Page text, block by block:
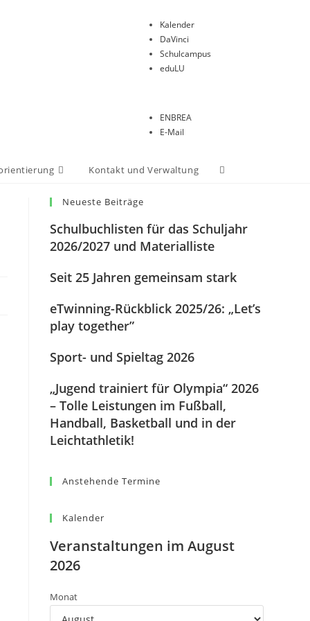
Kalender
DaVinci
Schulcampus
eduLU
ENBREA
E-Mail
Kontakt und Verwaltung
Neueste Beiträge
Schulbuchlisten für das Schuljahr
2026/2027 und Materialliste
Seit 25 Jahren gemeinsam stark
eTwinning-Rückblick 2025/26: „Let’s
play together”
Sport- und Spieltag 2026
„Jugend trainiert für Olympia“ 2026
– Tolle Leistungen im Fußball,
Handball, Basketball und in der
Leichtathletik!
Anstehende Termine
Kalender
Veranstaltungen im August
2026
Monat